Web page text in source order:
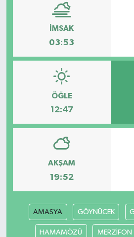
İMSAK
03:53
ÖĞLE
12:47
AKŞAM
19:52
AMASYA GÖYNÜCEK
HAMAMÖZÜ MERZİFON